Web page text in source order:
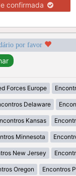
confirmada
por favor
Forces Europe
Delaware
Kansas
Minnesota
New Jersey
Oregon Encontros